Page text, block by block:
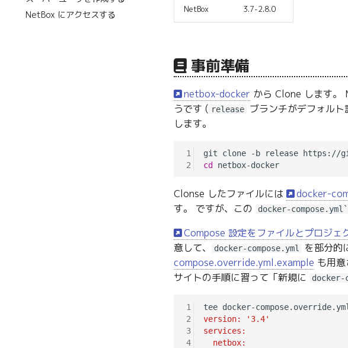
NetBox にアクセスする
NetBox 3.7-2.8.0
事前準備
netbox-docker から Clone します。
うです ( release ブランチがデフォル
します。
1
2
cd
netbox-docker
Clonse したファイルには docker-
す。 ですが、この
docker-
Compose 設定をファイルとプロジェ
意して、
docker-compose.yml を部分的
compose.override.yml.example も用
サイトの手順に習って「新規に
docker-
1
2
3
4
tee docker-
version: '3.4'
services:
  netbox: